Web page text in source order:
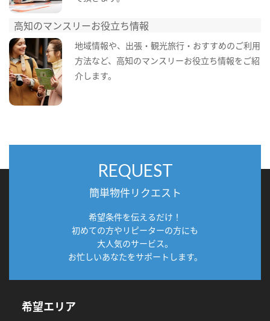
高知のマンスリーお役立ち情報
地域情報や、出張・観光旅行・おすすめのご利用
方法など、高知のマンスリーお役立ち情報をご紹
介します。
REQUEST
簡単物件リクエスト
希望条件を伝えるだけ！
初めての方やリピーターの方にも
大人気のサービス。
お忙しいあなたをサポートします。
希望エリア